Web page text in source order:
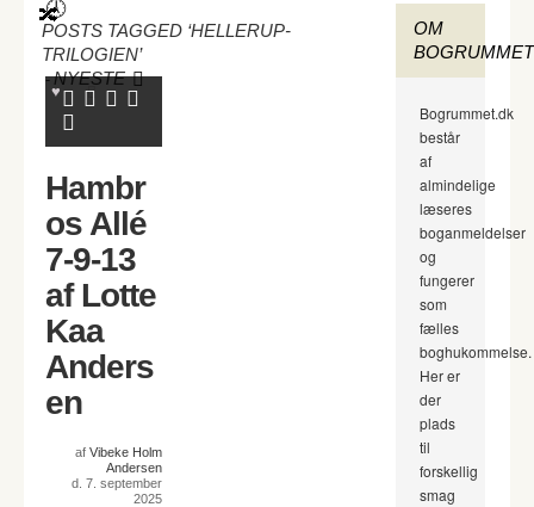
POSTS TAGGED ‘HELLERUP-
TRILOGIEN’
-NYESTE
Hambr
os Allé
7-9-13
af Lotte
Kaa
Anders
en
af Vibeke Holm
Andersen
d. 7. september
2025
OM
BOGRUMMET
Bogrummet.dk
består
af
almindelige
læseres
boganmeldelser
og
fungerer
som
fælles
boghukommelse.
Her er
der
plads
til
forskellig
smag